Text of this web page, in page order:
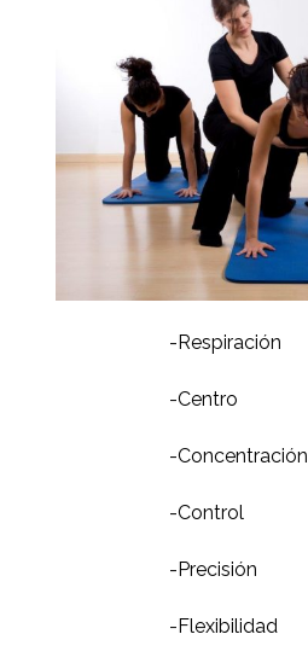
-Respiración
-Centro
-Concentración
-Control
-Precisión
-Flexibilidad